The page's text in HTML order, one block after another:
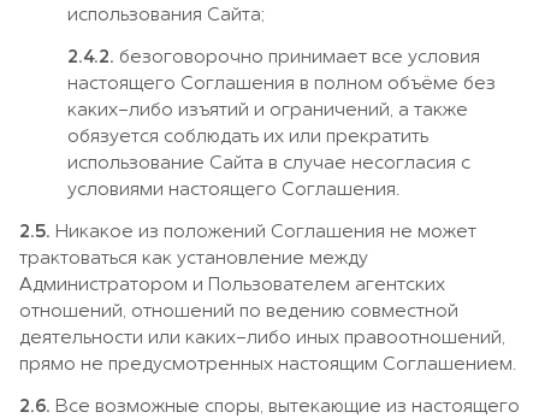
использования Сайта;
2.4.2. безоговорочно принимает все условия
настоящего Соглашения в полном объёме без
каких-либо изъятий и ограничений, а также
обязуется соблюдать их или прекратить
использование Сайта в случае несогласия с
условиями настоящего Соглашения.
2.5. Никакое из положений Соглашения не может
трактоваться как установление между
Администратором и Пользователем агентских
отношений, отношений по ведению совместной
деятельности или каких-либо иных правоотношений,
прямо не предусмотренных настоящим Соглашением.
2.6. Все возможные споры, вытекающие из настоящего